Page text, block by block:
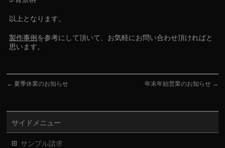
以上となります。
製作事例 を参考にして頂いて、お気軽にお問い合わせ頂ければと
思います。
← 夏季休業のお知らせ 年末年始営業のお知らせ →
サイドメニュー
サンプル請求